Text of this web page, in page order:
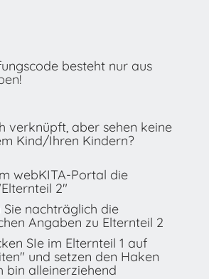
besteht nur aus
verknüpft, aber sehen keine
Kind/Ihren Kindern?
webKITA-Portal die
2"
Sie nachträglich die
Angaben zu Elternteil 2
SIe im Elternteil 1 auf
und setzen den Haken
bin alleinerziehend